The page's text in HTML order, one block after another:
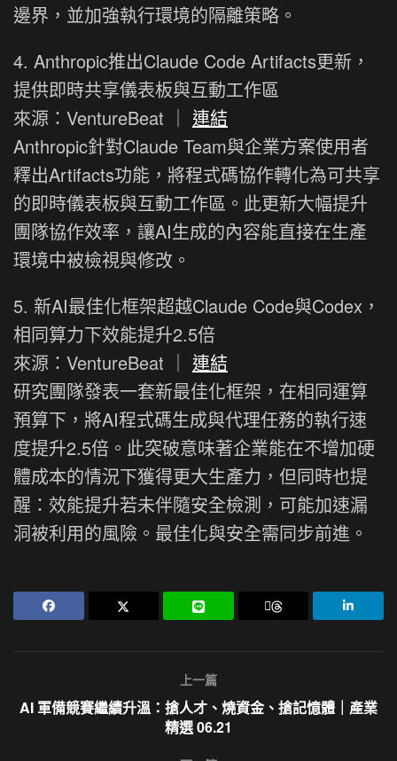
邊界，並加強執行環境的隔離策略。
4. Anthropic推出Claude Code Artifacts更新，
提供即時共享儀表板與互動工作區
來源：VentureBeat ｜ 連結
Anthropic針對Claude Team與企業方案使用者
釋出Artifacts功能，將程式碼協作轉化為可共享
的即時儀表板與互動工作區。此更新大幅提升
團隊協作效率，讓AI生成的內容能直接在生產
環境中被檢視與修改。
5. 新AI最佳化框架超越Claude Code與Codex，
相同算力下效能提升2.5倍
來源：VentureBeat ｜ 連結
研究團隊發表一套新最佳化框架，在相同運算
預算下，將AI程式碼生成與代理任務的執行速
度提升2.5倍。此突破意味著企業能在不增加硬
體成本的情況下獲得更大生產力，但同時也提
醒：效能提升若未伴隨安全檢測，可能加速漏
洞被利用的風險。最佳化與安全需同步前進。
上一篇
AI 軍備競賽繼續升溫：搶人才、燒資金、搶記憶體｜產業
精選 06.21